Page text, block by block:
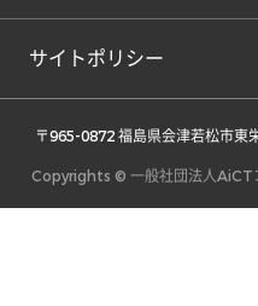
サイトポリシー
〒965-0872 福島県会津若松市東
Copyrights © 一般社団法人AiCT